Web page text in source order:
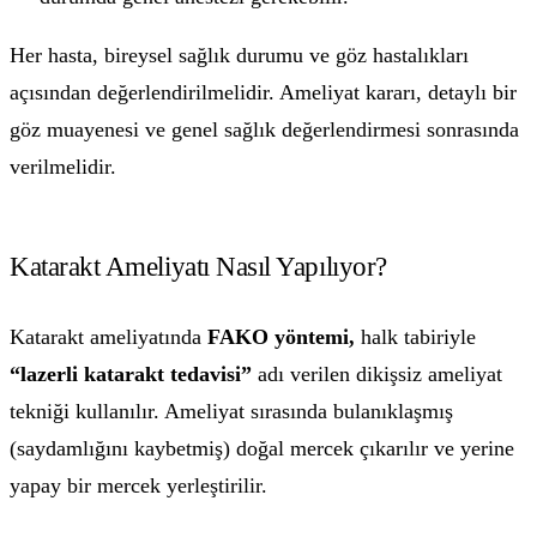
Her hasta, bireysel sağlık durumu ve göz hastalıkları
açısından değerlendirilmelidir. Ameliyat kararı, detaylı bir
göz muayenesi ve genel sağlık değerlendirmesi sonrasında
verilmelidir.
Katarakt Ameliyatı Nasıl Yapılıyor?
Katarakt ameliyatında FAKO yöntemi, halk tabiriyle
“lazerli katarakt tedavisi” adı verilen dikişsiz ameliyat
tekniği kullanılır. Ameliyat sırasında bulanıklaşmış
(saydamlığını kaybetmiş) doğal mercek çıkarılır ve yerine
yapay bir mercek yerleştirilir.